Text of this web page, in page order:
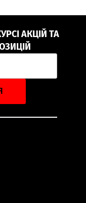
АКЦІЙ ТА